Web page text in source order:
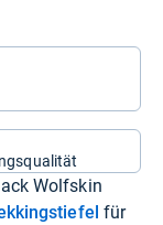
Wolfskin
für